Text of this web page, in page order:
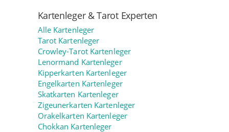
Kartenleger & Tarot Experten
Alle Kartenleger
Tarot Kartenleger
Crowley-Tarot Kartenleger
Lenormand Kartenleger
Kipperkarten Kartenleger
Engelkarten Kartenleger
Skatkarten Kartenleger
Zigeunerkarten Kartenleger
Orakelkarten Kartenleger
Chokkan Kartenleger